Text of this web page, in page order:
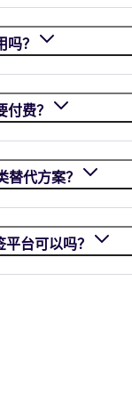
？
费？
替代方案？
台可以吗？